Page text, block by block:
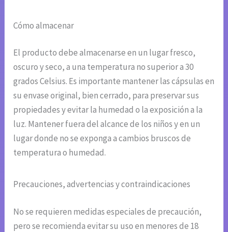
Cómo almacenar
El producto debe almacenarse en un lugar fresco,
oscuro y seco, a una temperatura no superior a 30
grados Celsius. Es importante mantener las cápsulas en
su envase original, bien cerrado, para preservar sus
propiedades y evitar la humedad o la exposición a la
luz. Mantener fuera del alcance de los niños y en un
lugar donde no se exponga a cambios bruscos de
temperatura o humedad.
Precauciones, advertencias y contraindicaciones
No se requieren medidas especiales de precaución,
pero se recomienda evitar su uso en menores de 18